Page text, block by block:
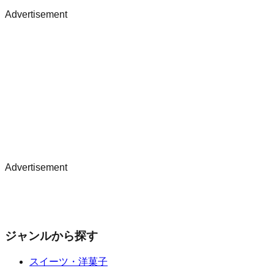
Advertisement
Advertisement
ジャンルから探す
スイーツ・洋菓子